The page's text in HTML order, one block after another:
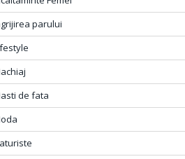
parului
de fata